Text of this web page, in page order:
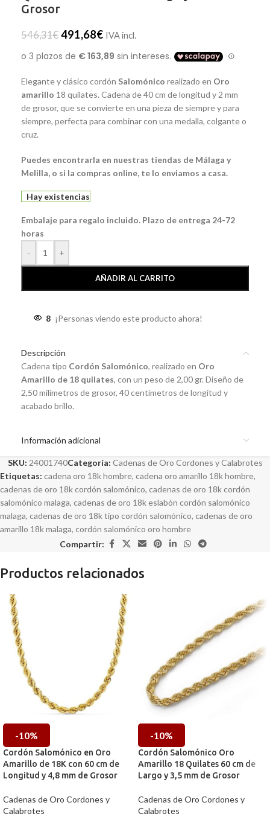
Grosor
546,31€ 491,68€ IVA incl.
Elegante y clásico cordón Salomónico realizado en Oro
amarillo 18 quilates. Cadena de 40 cm de longitud y 2 mm
de grosor, que se convierte en una pieza de siempre y para
siempre, perfecta para combinar con una medalla, colgante o
cruz.
Puedes encontrarla en nuestras tiendas de Málaga y
Melilla, o si la compras online, te lo enviamos a casa.
Hay existencias
Embalaje para regalo incluido. Plazo de entrega 24-72
horas
-
+
AÑADIR AL CARRITO
8 ¡Personas viendo este producto ahora!
Descripción
Cadena tipo Cordón Salomónico, realizado en Oro
Amarillo de 18 quilates, con un peso de 2,00 gr. Diseño de
2,50 milímetros de grosor, 40 centímetros de longitud y
acabado brillo.
Información adicional
SKU: 24001740Categoría: Cadenas de Oro Cordones y Calabrotes
Etiquetas: cadena oro 18k hombre, cadena oro amarillo 18k hombre,
cadenas de oro 18k cordón salomónico, cadenas de oro 18k cordón
salomónico malaga, cadenas de oro 18k eslabón cordón salomónico
malaga, cadenas de oro 18k tipo cordón salomónico, cadenas de oro
amarillo 18k malaga, cordón salomónico oro hombre
Compartir:
Productos relacionados
-10%
Cordón Salomónico en Oro
Amarillo de 18K con 60 cm de
Longitud y 4,8 mm de Grosor
Cadenas de Oro Cordones y
Calabrotes
-10%
Cordón Salomónico Oro
Amarillo 18 Quilates 60 cm de
Largo y 3,5 mm de Grosor
Cadenas de Oro Cordones y
Calabrotes